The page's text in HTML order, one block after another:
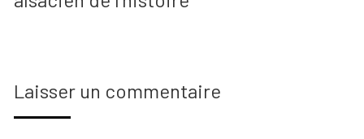
Laisser un commentaire